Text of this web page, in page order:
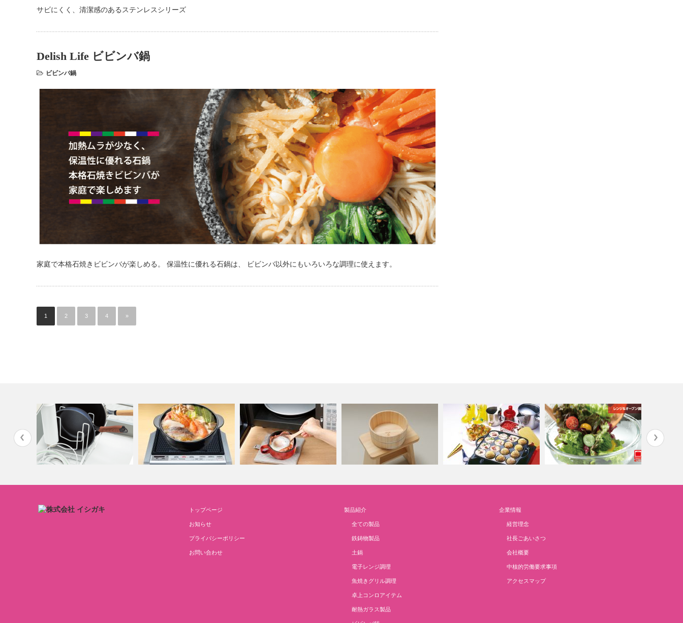
サビにくく、清潔感のあるステンレスシリーズ
Delish Life ビビンバ鍋
ビビンバ鍋
家庭で本格石焼きビビンバが楽しめる。 保温性に優れる石鍋は、 ビビンバ以外にもいろいろな調理に使えます。
1 2 3 4 »
フライパンラック bath wear
トップページ
お知らせ
プライバシーポリシー
お問い合わせ
製品紹介
全ての製品
鉄鋳物製品
土鍋
電子レンジ調理
魚焼きグリル調理
卓上コンロアイテム
耐熱ガラス製品
企業情報
経営理念
社長ごあいさつ
会社概要
中核的労働要求事項
アクセスマップ